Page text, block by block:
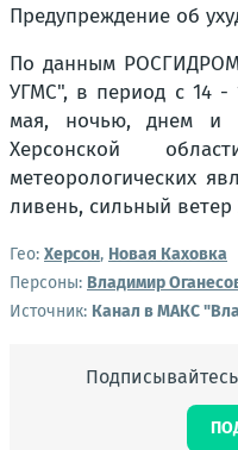
Предупреждение об
По данным
УГМС", в период с 14 -
мая, ночью, днем и
Херсонской
метеорологических
ливень, сильный ветер
Гео: Херсон, Новая Каховка
Персоны: Владимир
Источник: Канал в МАКС